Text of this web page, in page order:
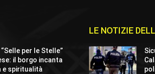
per le Stelle”
il borgo incanta
e spiritualità
LE NOTIZIE